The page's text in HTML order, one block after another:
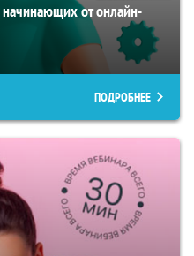
от онлайн-
ПОДРОБНЕЕ